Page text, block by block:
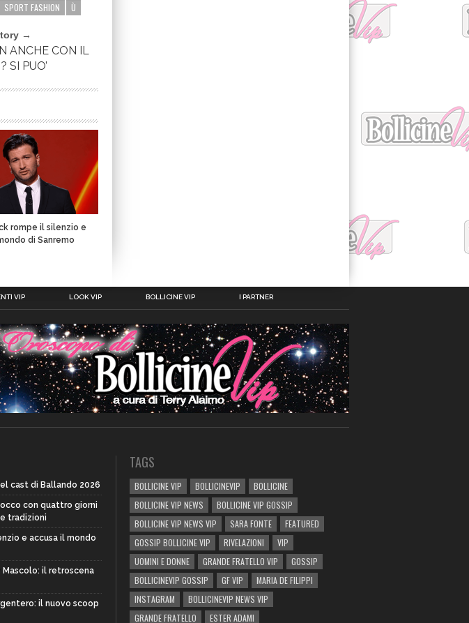
SPORT FASHION Ù
→
ANCHE CON IL
SI PUO’
rompe il silenzio e
di Sanremo
VIP LOOK VIP BOLLICINE VIP I PARTNER
cast di Ballando 2026
con quattro giorni
tradizioni
e accusa il mondo
Mascolo: il retroscena
il nuovo scoop
TAGS
BOLLICINE VIP BOLLICINEVIP
BOLLICINE
BOLLICINE VIP NEWS
BOLLICINE VIP GOSSIP
BOLLICINE VIP NEWS VIP
SARA FONTE
FEATURED
GOSSIP BOLLICINE VIP
RIVELAZIONI
VIP
UOMINI E DONNE
GRANDE FRATELLO VIP
GOSSIP
BOLLICINEVIP GOSSIP
GF VIP
MARIA DE FILIPPI
INSTAGRAM
BOLLICINEVIP NEWS VIP
GRANDE FRATELLO
ESTER ADAMI